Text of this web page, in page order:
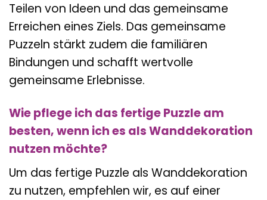
Teilen von Ideen und das gemeinsame
Erreichen eines Ziels. Das gemeinsame
Puzzeln stärkt zudem die familiären
Bindungen und schafft wertvolle
gemeinsame Erlebnisse.
Wie pflege ich das fertige Puzzle am
besten, wenn ich es als Wanddekoration
nutzen möchte?
Um das fertige Puzzle als Wanddekoration
zu nutzen, empfehlen wir, es auf einer